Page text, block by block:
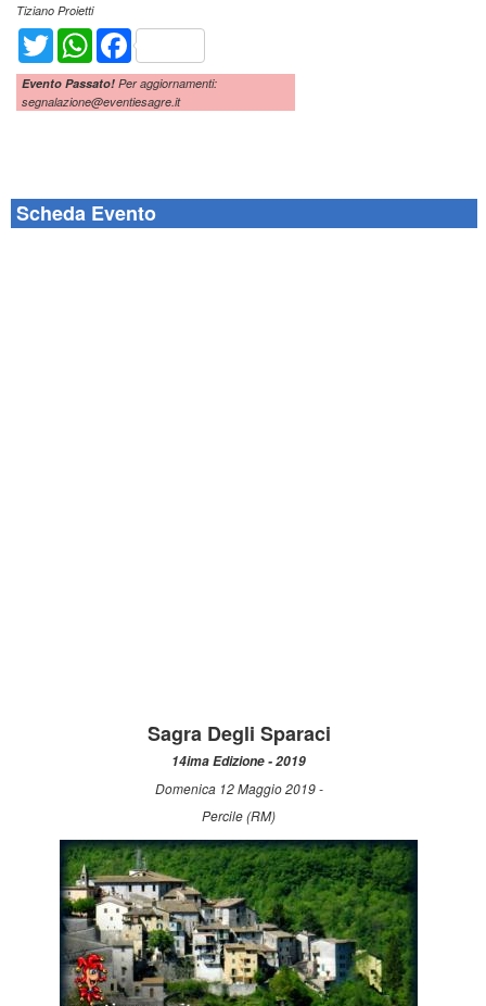
Tiziano Proietti
Twitter WhatsAppFacebook
Evento Passato! Per aggiornamenti:
segnalazione@eventiesagre.it
Scheda Evento
Sagra Degli Sparaci
14ima Edizione - 2019
Domenica 12 Maggio 2019 -
Percile (RM)